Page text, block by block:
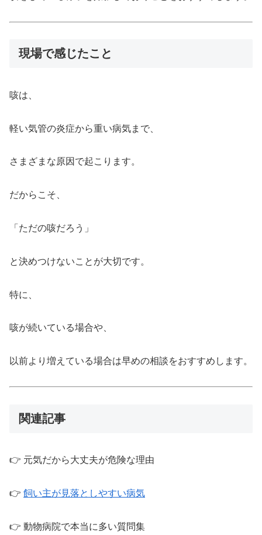
現場で感じたこと
咳は、
軽い気管の炎症から重い病気まで、
さまざまな原因で起こります。
だからこそ、
「ただの咳だろう」
と決めつけないことが大切です。
特に、
咳が続いている場合や、
以前より増えている場合は早めの相談をおすすめします。
関連記事
👉 元気だから大丈夫が危険な理由
👉 飼い主が見落としやすい病気
👉 動物病院で本当に多い質問集